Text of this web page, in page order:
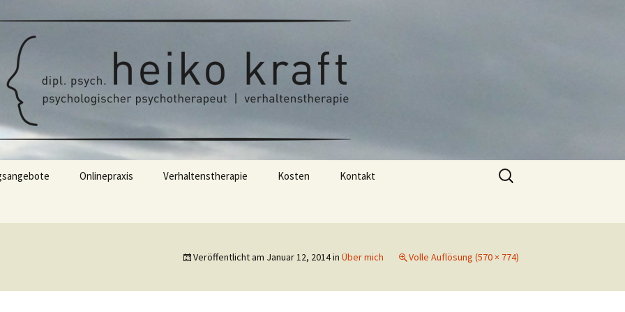
Verhaltenstherapie
Heiko Kraft
Onlinepraxis Verhaltenstherapie Kosten Kontakt
Suchen
nach:
Veröffentlicht am Januar 12, 2014in Über mich Volle Auflösung (570 × 774)